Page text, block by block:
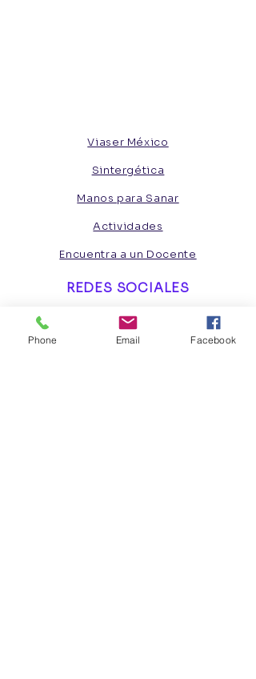
Viaser México
Sintergética
Manos para Sanar
Actividades
Encuentra a un Docente
REDES SOCIALES
Facebook
Phone Email Facebook